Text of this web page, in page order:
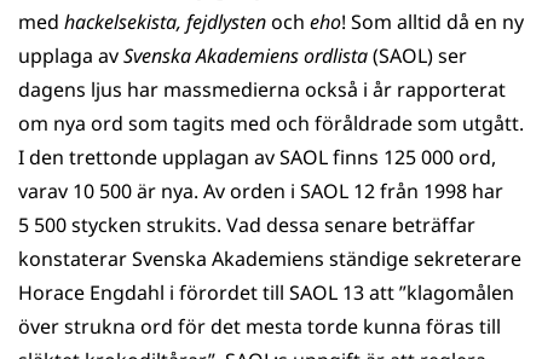
med hackelsekista, fejdlystenoch eho! Som alltid då en ny
upplaga avSvenska Akademiens ordlista(SAOL) ser
dagens ljus har massmedierna också i år rapporterat
om nya ord som tagits med och föråldrade som utgått.
I den trettonde upplagan av SAOL finns 125 000 ord,
varav 10 500 är nya. Av orden i SAOL 12 från 1998 har
5 500 stycken strukits. Vad dessa senare beträffar
konstaterar Svenska Akademiens ständige sekreterare
Horace Engdahl i förordet till SAOL 13 att ”klagomålen
över strukna ord för det mesta torde kunna föras till